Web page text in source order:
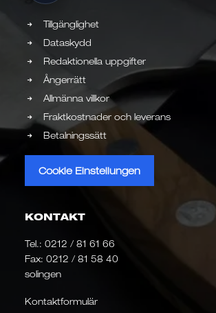
Tillgänglighet
Dataskydd
Redaktionella uppgifter
Ångerrätt
Allmänna villkor
Fraktkostnader och leverans
Betalningssätt
Cookie Einstellungen
KONTAKT
Tel.: 0212 / 81 61 66
Fax: 0212 / 81 58 40
solingen
Kontaktformulär